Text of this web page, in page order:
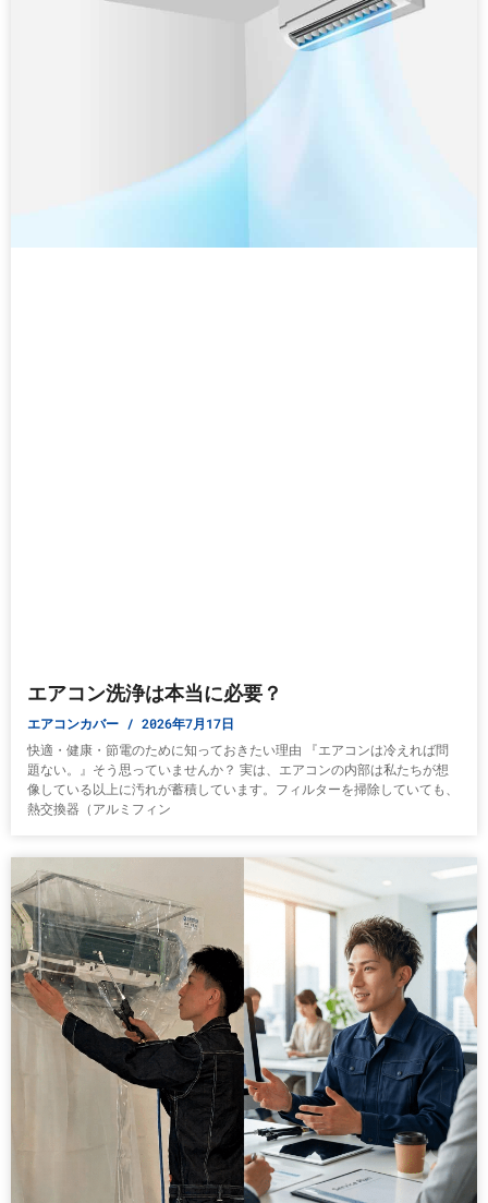
エアコン洗浄は本当に必要？
エアコンカバー 2026年7月17日
快適・健康・節電のために知っておきたい理由 『エアコンは冷えれば問
題ない。』そう思っていませんか？ 実は、エアコンの内部は私たちが想
像している以上に汚れが蓄積しています。フィルターを掃除していても、
熱交換器（アルミフィン